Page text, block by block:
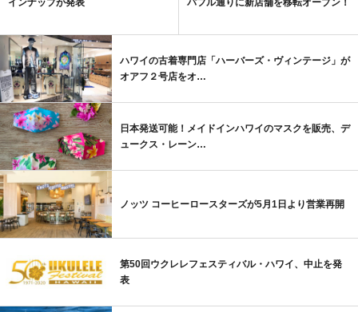
インナップが発表
パフル通りに新店舗を移転オープン！
ハワイの古着専門店「ハーバーズ・ヴィンテージ」が
オアフ２号店をオ…
日本発送可能！メイドインハワイのマスクを販売、デ
ュークス・レーン…
ノッツ コーヒーロースターズが5月1日より営業再開
第50回ウクレレフェスティバル・ハワイ、中止を発
表